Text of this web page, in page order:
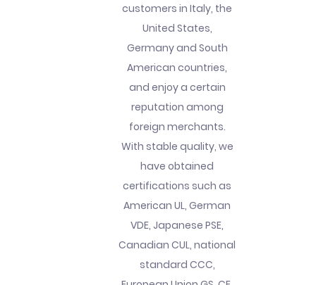
customers in Italy, the
United States,
Germany and South
American countries,
and enjoy a certain
reputation among
foreign merchants.
With stable quality, we
have obtained
certifications such as
American UL, German
VDE, Japanese PSE,
Canadian CUL, national
standard CCC,